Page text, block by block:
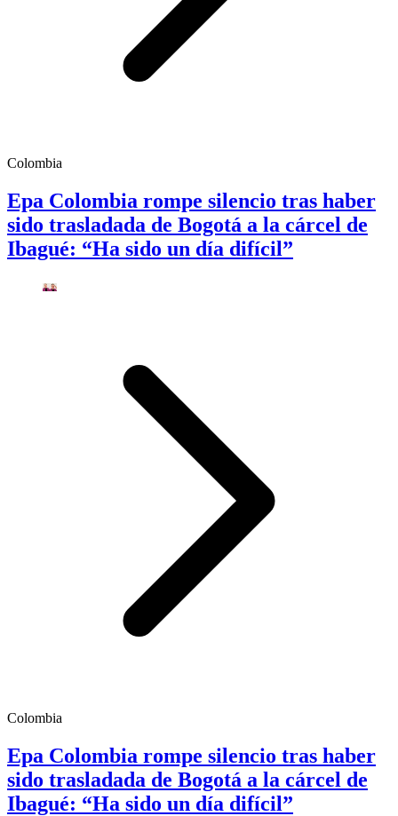
Colombia
Epa Colombia rompe silencio tras haber
sido trasladada de Bogotá a la cárcel de
Ibagué: “Ha sido un día difícil”
Colombia
Epa Colombia rompe silencio tras haber
sido trasladada de Bogotá a la cárcel de
Ibagué: “Ha sido un día difícil”